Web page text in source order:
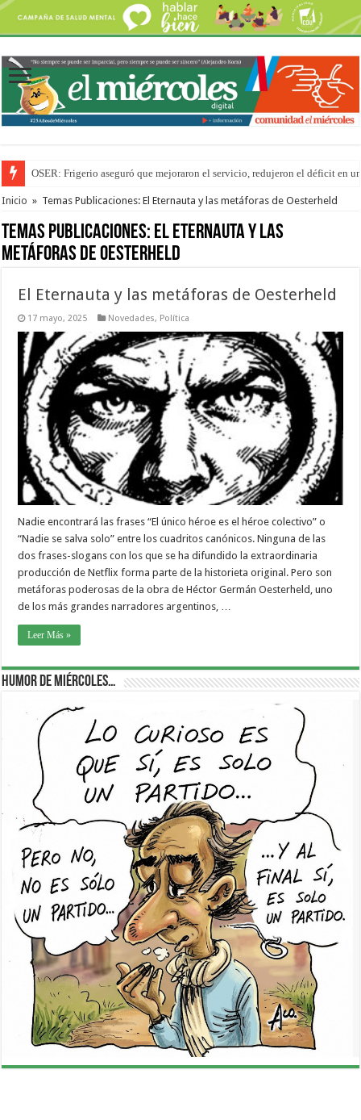
OSER: Frigerio aseguró que mejoraron el servicio, redujeron el déficit en
Por primera vez hicieron una cirugía de reconstrucción torácica en el
Inicio » Temas Publicaciones: El Eternauta y las metáforas de Oesterheld
Temas Publicaciones: El Eternauta y las
metáforas de Oesterheld
El Eternauta y las metáforas de Oesterheld
17 mayo, 2025 Novedades, Política
Nadie encontrará las frases “El único héroe es el héroe colectivo” o
“Nadie se salva solo” entre los cuadritos canónicos. Ninguna de las
dos frases-slogans con los que se ha difundido la extraordinaria
producción de Netflix forma parte de la historieta original. Pero son
metáforas poderosas de la obra de Héctor Germán Oesterheld, uno
de los más grandes narradores argentinos, …
Leer Más »
Humor de Miércoles…